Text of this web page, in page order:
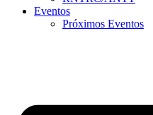
Eventos
Próximos Eventos